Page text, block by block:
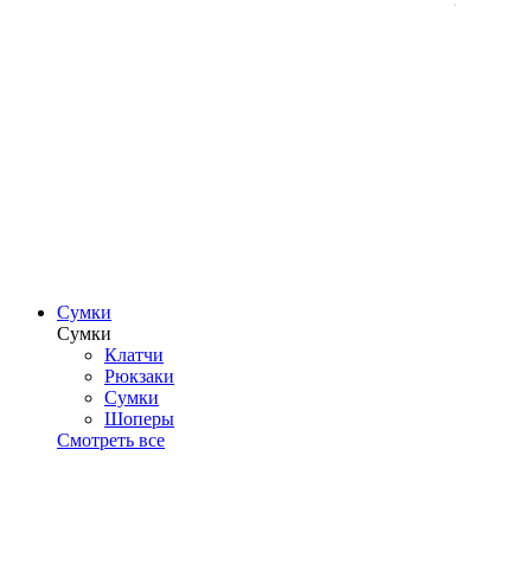
Сумки
Сумки
Клатчи
Рюкзаки
Сумки
Шоперы
Смотреть все